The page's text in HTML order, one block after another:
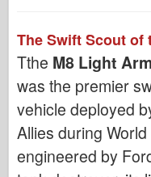
The Swift Scout of
Tthe M8 Light
was the premier
vehicle deployed
Allies during
engineered by